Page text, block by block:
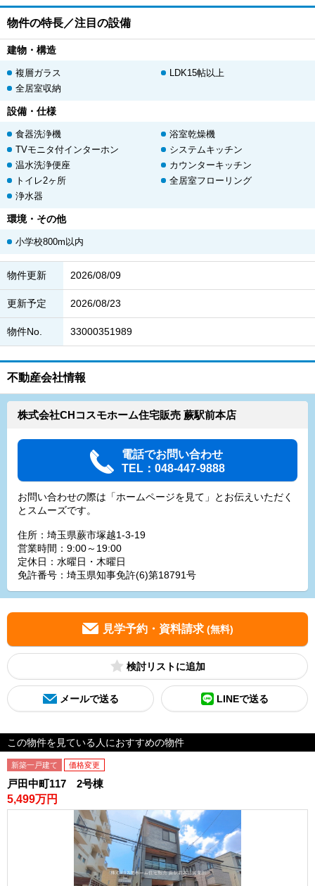
物件の特長／注目の設備
建物・構造
複層ガラス
LDK15帖以上
全居室収納
設備・仕様
食器洗浄機
浴室乾燥機
TVモニタ付インターホン
システムキッチン
温水洗浄便座
カウンターキッチン
トイレ2ヶ所
全居室フローリング
浄水器
環境・その他
小学校800m以内
物件更新 2026/08/09
更新予定 2026/08/23
物件No. 33000351989
不動産会社情報
株式会社CHコスモホーム住宅販売 蕨駅前本店
電話でお問い合わせ
TEL：048-447-9888
お問い合わせの際は「ホームページを見て」とお伝えいただく
とスムーズです。
住所：埼玉県蕨市塚越1-3-19
営業時間：9:00～19:00
定休日：水曜日・木曜日
免許番号：埼玉県知事免許(6)第18791号
見学予約・資料請求 (無料)
検討リスト
メールで送る LINEで送る
この物件を見ている人におすすめの物件
新築一戸建て 価格変更
戸田中町117 2号棟
5,499万円